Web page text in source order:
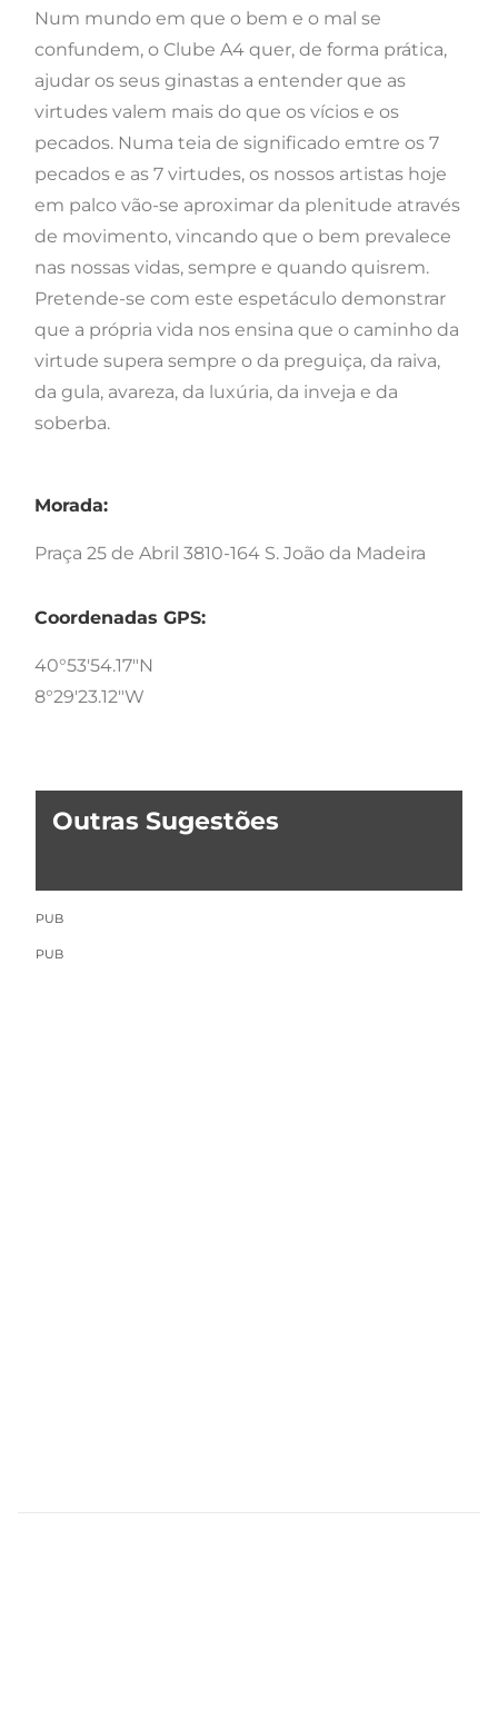
Num mundo em que o bem e o mal se
confundem, o Clube A4 quer, de forma prática,
ajudar os seus ginastas a entender que as
virtudes valem mais do que os vícios e os
pecados. Numa teia de significado emtre os 7
pecados e as 7 virtudes, os nossos artistas hoje
em palco vão-se aproximar da plenitude através
de movimento, vincando que o bem prevalece
nas nossas vidas, sempre e quando quisrem.
Pretende-se com este espetáculo demonstrar
que a própria vida nos ensina que o caminho da
virtude supera sempre o da preguiça, da raiva,
da gula, avareza, da luxúria, da inveja e da
soberba.
Morada:
Praça 25 de Abril 3810-164 S. João da Madeira
Coordenadas GPS:
40°53'54.17"N
8°29'23.12"W
Outras Sugestões
PUB
PUB